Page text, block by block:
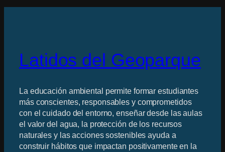
Latidos del Geoparque
La educación ambiental permite formar estudiantes
más conscientes, responsables y comprometidos
con el cuidado del entorno, enseñar desde las aulas
el valor del agua, la protección de los recursos
naturales y las acciones sostenibles ayuda a
construir hábitos que impactan positivamente en la